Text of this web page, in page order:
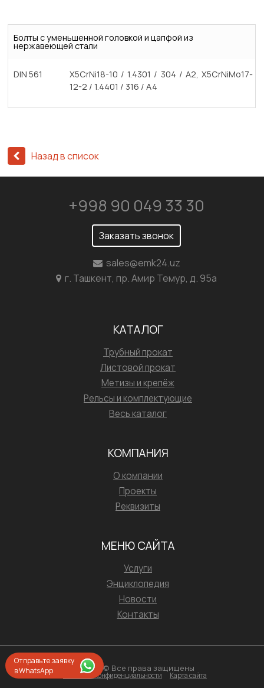
Отправьте заявку
в WhatsApp
Болты с уменьшенной головкой и цапфой из
нержавеющей стали
DIN 561
X5CrNi18-10 / 1.4301 / 304 / A2, X5CrNiMo17-
12-2 / 1.4401 / 316 / A4
Назад в список
+998 90 049 33 30
Заказать звонок
sales@emk24.uz
г. Ташкент, пр. Амир Темур, д. 95а
КАТАЛОГ
Трубный прокат
Листовой прокат
Метизы и крепёж
Рельсы и комплектующие
Весь каталог
КОМПАНИЯ
О компании
Проекты
Реквизиты
МЕНЮ САЙТА
Услуги
Энциклопедия
Новости
Контакты
2026 © Все права защищены
Политика конфиденциальности Карта сайта